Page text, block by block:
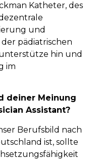
Katheter, des
und
pädiatrischen
hin und
im
deiner Meinung
Assistant?
Berufsbild nach
ist, sollte